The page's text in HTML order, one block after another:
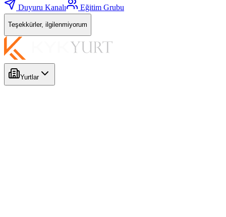
Duyuru Kanalı
Eğitim Grubu
Teşekkürler, ilgilenmiyorum
Yurtlar